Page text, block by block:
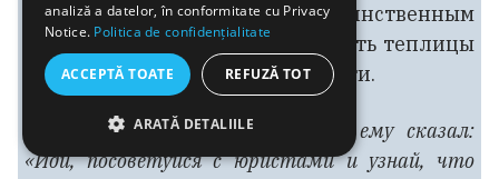
Александру Ботнаря. Единственным
решением было зарегистрировать теплицы
как новые объекты недвижимости.
Александру БОТНАРЬ:
Тогда я ему сказал:
«Иди, посоветуйся с юристами и узнай, что
analiză a datelor, în conformitate cu Privacy
Notice. Politica de confidențialitate
ACCEPTĂ TOATE REFUZĂ TOT
ARATĂ DETALIILE